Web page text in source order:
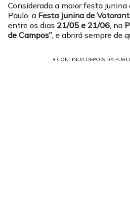
Considerada a maior festa junina
Paulo, a Festa Junina de
entre os dias 21/05 e 21/06, na
de Campos”, e abrirá sempre de
▾ CONTINUA DEPOIS DA